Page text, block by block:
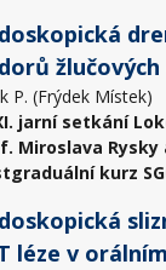
žlučových
P. (Frýdek Místek)
jarní setkání
Miroslava Rysky
kurz
léze v